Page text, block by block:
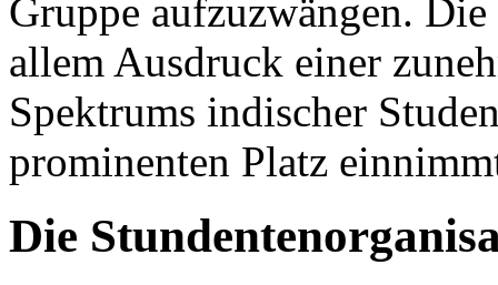
Gruppe aufzuzwängen.
allem Ausdruck einer
Spektrums indischer
prominenten Platz
Die